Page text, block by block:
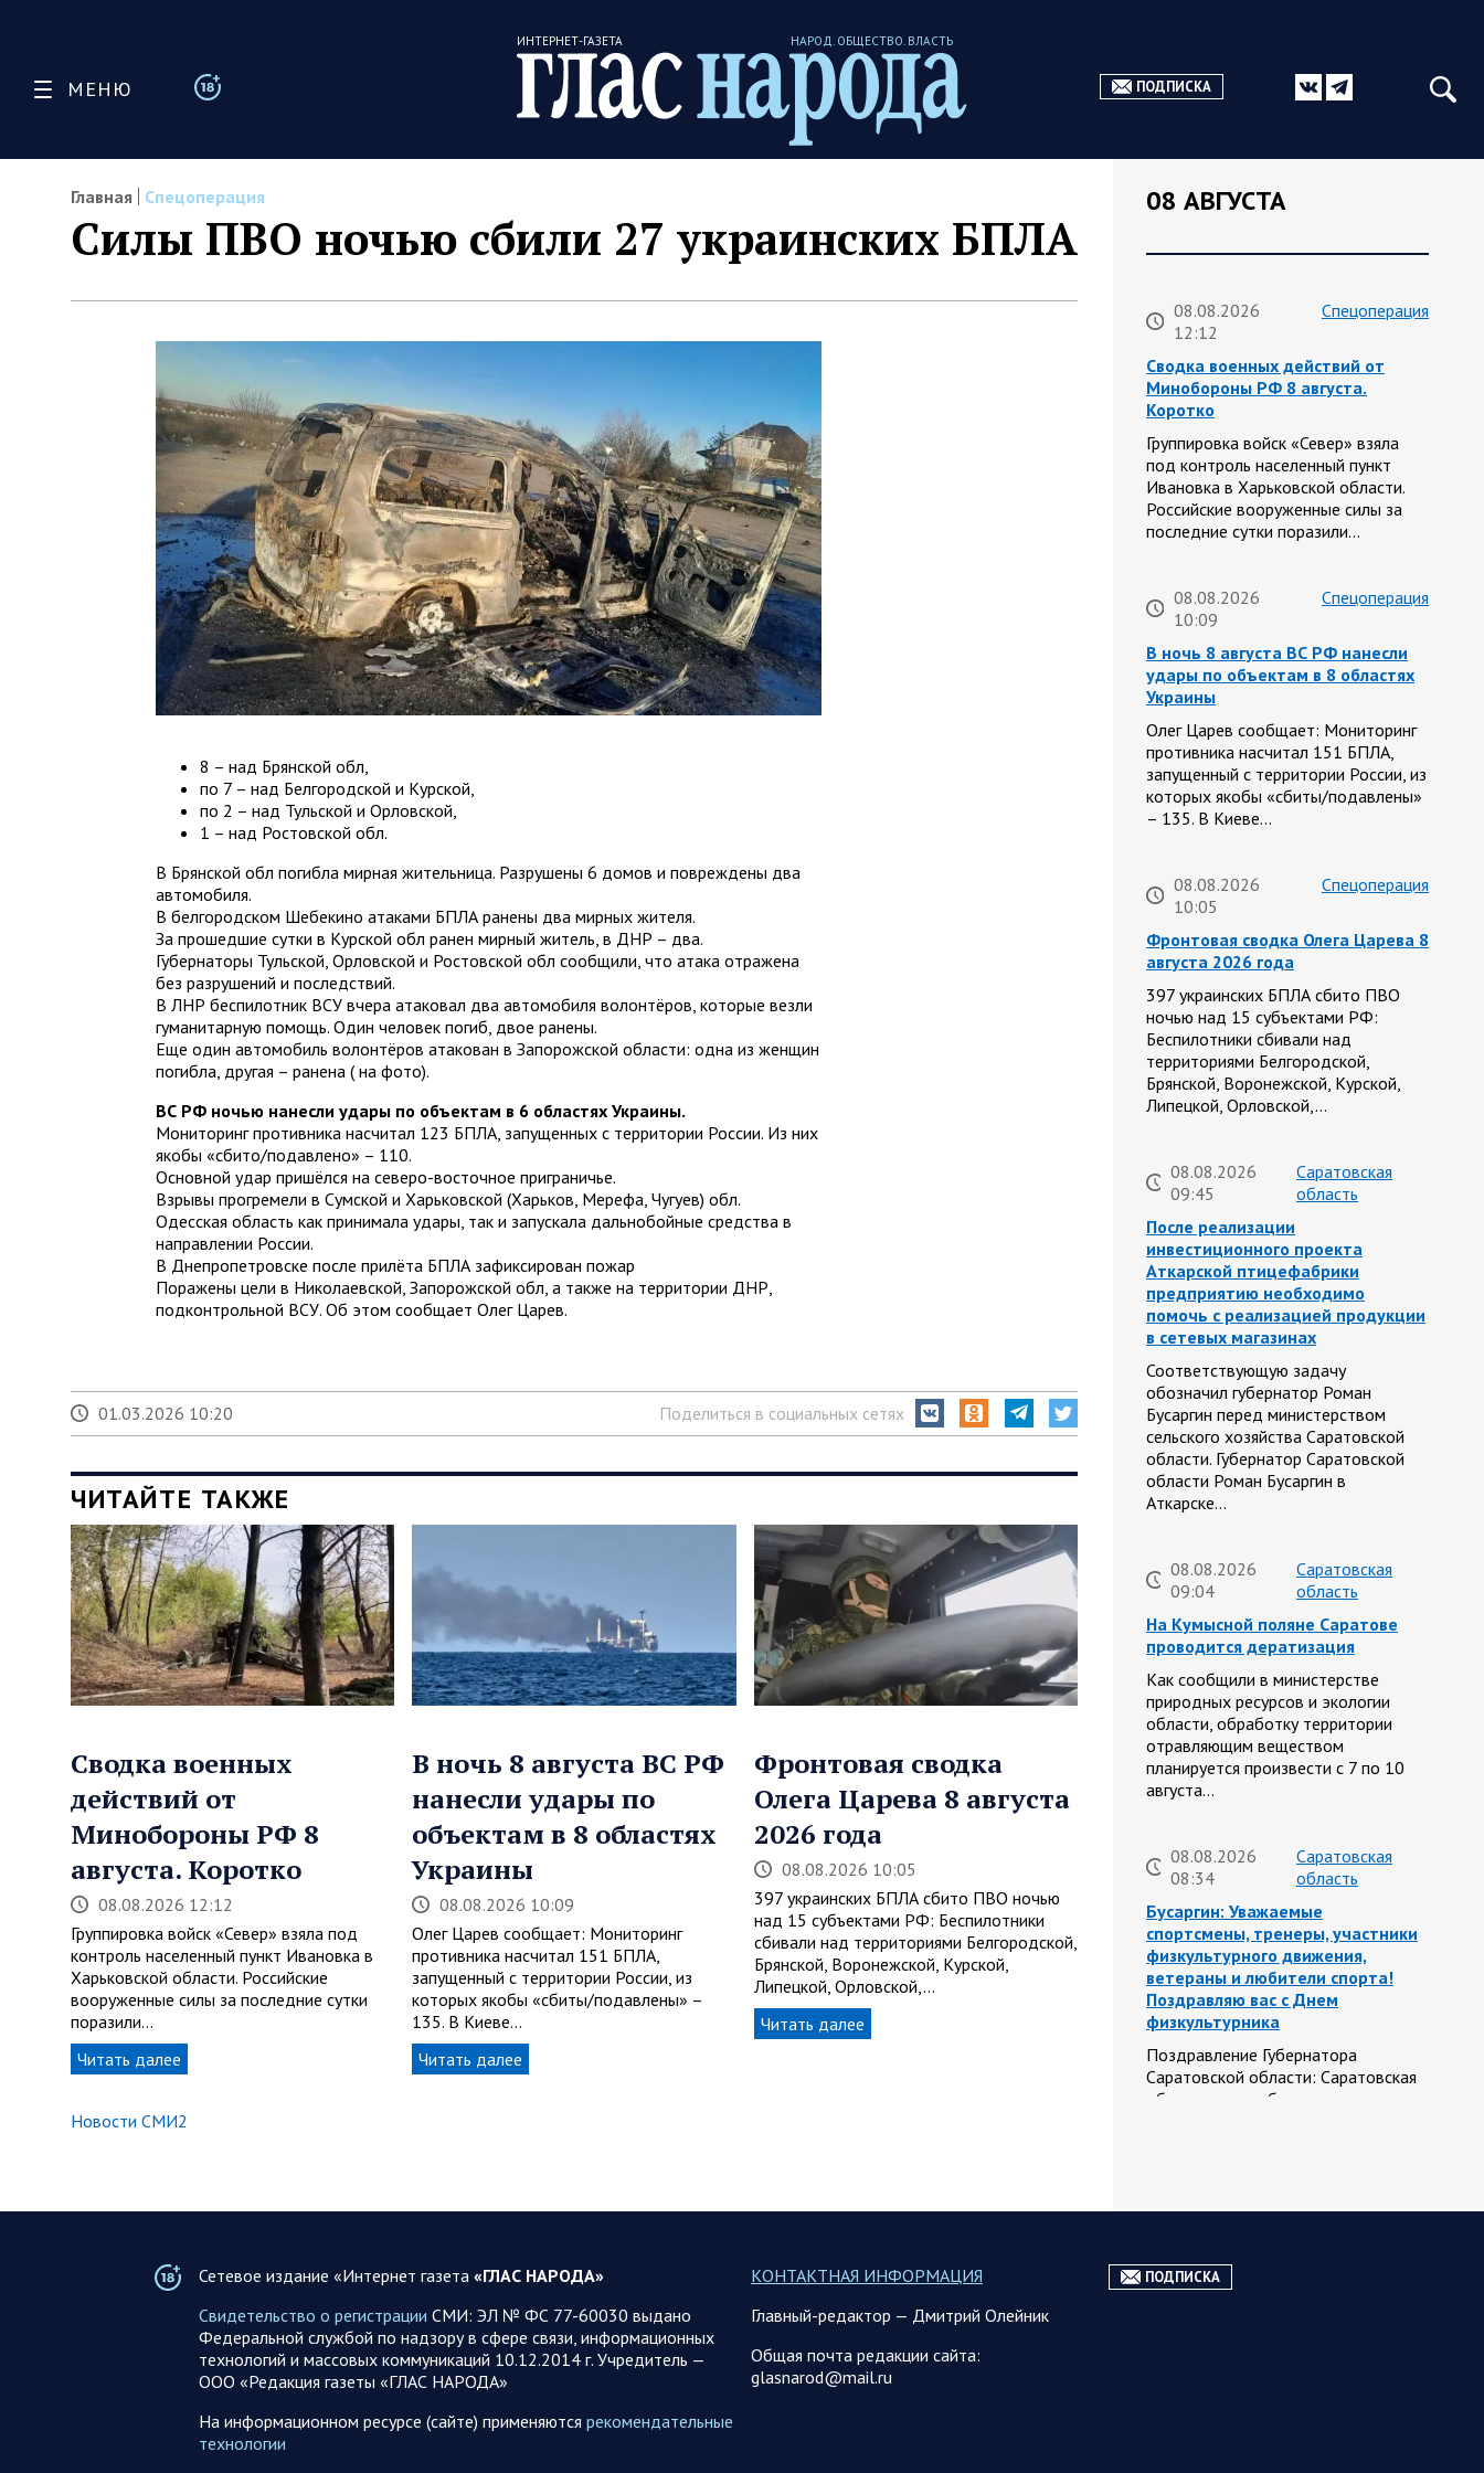
МЕНЮ
ИНТЕРНЕТ-ГАЗЕТА НАРОД. ОБЩЕСТВО. ВЛАСТЬ
ПОДПИСКА
Главная Спецоперация
Силы ПВО ночью сбили 27 украинских БПЛА
8 – над Брянской обл,
по 7 – над Белгородской и Курской,
по 2 – над Тульской и Орловской,
1 – над Ростовской обл.
В Брянской обл погибла мирная жительница. Разрушены 6 домов и повреждены два
автомобиля.
В белгородском Шебекино атаками БПЛА ранены два мирных жителя.
За прошедшие сутки в Курской обл ранен мирный житель, в ДНР – два.
Губернаторы Тульской, Орловской и Ростовской обл сообщили, что атака отражена
без разрушений и последствий.
В ЛНР беспилотник ВСУ вчера атаковал два автомобиля волонтёров, которые везли
гуманитарную помощь. Один человек погиб, двое ранены.
Еще один автомобиль волонтёров атакован в Запорожской области: одна из женщин
погибла, другая – ранена ( на фото).
ВС РФ ночью нанесли удары по объектам в 6 областях Украины.
Мониторинг противника насчитал 123 БПЛА, запущенных с территории России. Из них
якобы «сбито/подавлено» – 110.
Основной удар пришёлся на северо-восточное приграничье.
Взрывы прогремели в Сумской и Харьковской (Харьков, Мерефа, Чугуев) обл.
Одесская область как принимала удары, так и запускала дальнобойные средства в
направлении России.
В Днепропетровске после прилёта БПЛА зафиксирован пожар
Поражены цели в Николаевской, Запорожской обл, а также на территории ДНР,
подконтрольной ВСУ. Об этом сообщает Олег Царев.
01.03.2026 10:20 Поделиться в социальных сетях
ЧИТАЙТЕ ТАКЖЕ
Сводка военных
действий от
Минобороны РФ 8
августа. Коротко
08.08.2026 12:12
Группировка войск «Север» взяла под
контроль населенный пункт Ивановка в
Харьковской области. Российские
вооруженные силы за последние сутки
поразили…
Читать далее
В ночь 8 августа ВС РФ
нанесли удары по
объектам в 8 областях
Украины
08.08.2026 10:09
Олег Царев сообщает: Мониторинг
противника насчитал 151 БПЛА,
запущенный с территории России, из
которых якобы «сбиты/подавлены» –
135. В Киеве…
Читать далее
Фронтовая сводка
Олега Царева 8 августа
2026 года
08.08.2026 10:05
397 украинских БПЛА сбито ПВО ночью
над 15 субъектами РФ: Беспилотники
сбивали над территориями Белгородской,
Брянской, Воронежской, Курской,
Липецкой, Орловской,…
Читать далее
Новости СМИ2
08 АВГУСТА
08.08.2026
12:12
Спецоперация
Сводка военных действий от
Минобороны РФ 8 августа.
Коротко
Группировка войск «Север» взяла
под контроль населенный пункт
Ивановка в Харьковской области.
Российские вооруженные силы за
последние сутки поразили…
08.08.2026
10:09
Спецоперация
В ночь 8 августа ВС РФ нанесли
удары по объектам в 8 областях
Украины
Олег Царев сообщает: Мониторинг
противника насчитал 151 БПЛА,
запущенный с территории России, из
которых якобы «сбиты/подавлены»
– 135. В Киеве…
08.08.2026
10:05
Спецоперация
Фронтовая сводка Олега Царева 8
августа 2026 года
397 украинских БПЛА сбито ПВО
ночью над 15 субъектами РФ:
Беспилотники сбивали над
территориями Белгородской,
Брянской, Воронежской, Курской,
Липецкой, Орловской,…
08.08.2026
09:45
Саратовская
область
После реализации
инвестиционного проекта
Аткарской птицефабрики
предприятию необходимо
помочь с реализацией продукции
в сетевых магазинах
Соответствующую задачу
обозначил губернатор Роман
Бусаргин перед министерством
сельского хозяйства Саратовской
области. Губернатор Саратовской
области Роман Бусаргин в
Аткарске…
08.08.2026
09:04
Саратовская
область
На Кумысной поляне Саратове
проводится дератизация
Как сообщили в министерстве
природных ресурсов и экологии
области, обработку территории
отравляющим веществом
планируется произвести с 7 по 10
августа…
08.08.2026
08:34
Саратовская
область
Бусаргин: Уважаемые
спортсмены, тренеры, участники
физкультурного движения,
ветераны и любители спорта!
Поздравляю вас с Днем
физкультурника
Поздравление Губернатора
Саратовской области: Саратовская
область всегда была одним из
08.08.2026
Спецоперация
Заявление Минобороны РФ на
утро 8 августа 2026 года
Сетевое издание «Интернет газета «ГЛАС НАРОДА»
Свидетельство о регистрации СМИ: ЭЛ № ФС 77-60030 выдано
Федеральной службой по надзору в сфере связи, информационных
технологий и массовых коммуникаций 10.12.2014 г. Учредитель —
ООО «Редакция газеты «ГЛАС НАРОДА»
На информационном ресурсе (сайте) применяются рекомендательные
технологии
КОНТАКТНАЯ ИНФОРМАЦИЯ
Главный-редактор — Дмитрий Олейник
Общая почта редакции сайта:
glasnarod@mail.ru
ПОДПИСКА